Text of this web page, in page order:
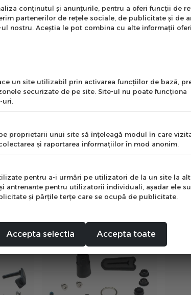
in stoc
PRP: 34 00 lei 2000 lei
in stoc
PRP:
conținutul și anunțurile, pentru a oferi funcții de
partenerilor de rețele sociale, de publicitate și de
nostru. Aceștia le pot combina cu alte informații
un site utilizabil prin activarea funcţiilor de bază,
securizate de pe site. Site-ul nu poate funcţiona
proprietarii unui site să înţeleagă modul în care
şi raportarea informaţiilor în mod anonim.
pentru a-i urmări pe utilizatori de la un site la
antrenante pentru utilizatorii individuali, aşadar ele
şi părţile terţe care se ocupă de publicitate.
Accepta selectia Accepta toate
newsletter
mai noi